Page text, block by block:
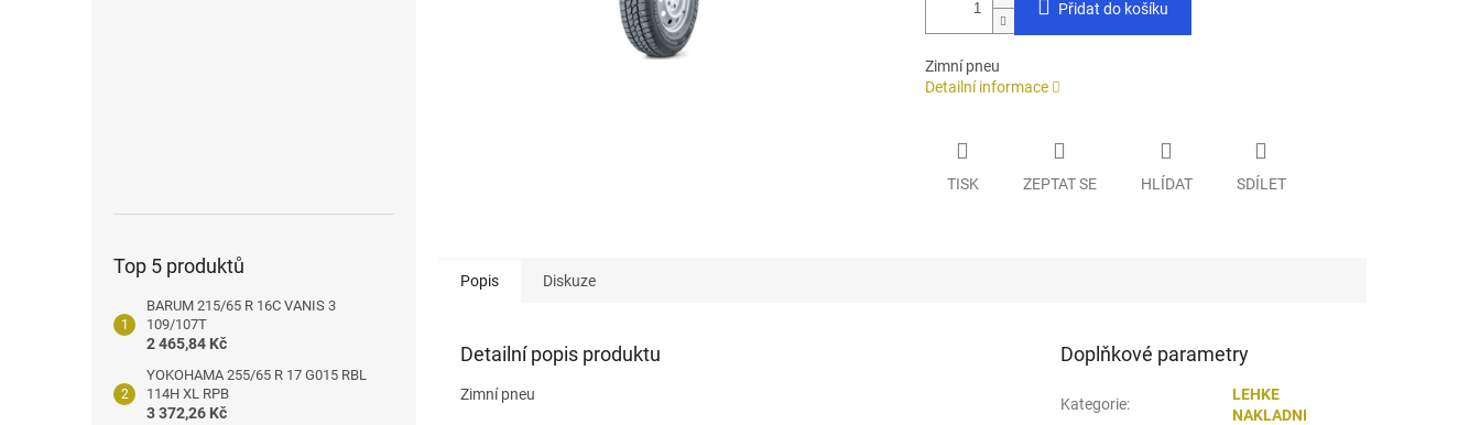
Top 5 produktů
BARUM 215/65 R 16C VANIS 3
109/107T
2 465,84 Kč
YOKOHAMA 255/65 R 17 G015 RBL
114H XL RPB
3 372,26 Kč
Přidat do košíku
Zimní pneu
Detailní informace
TISK ZEPTAT SE HLÍDAT SDÍLET
Popis Diskuze
Detailní popis produktu
Zimní pneu
Doplňkové parametry
Kategorie:
LEHKE
NAKLADNI